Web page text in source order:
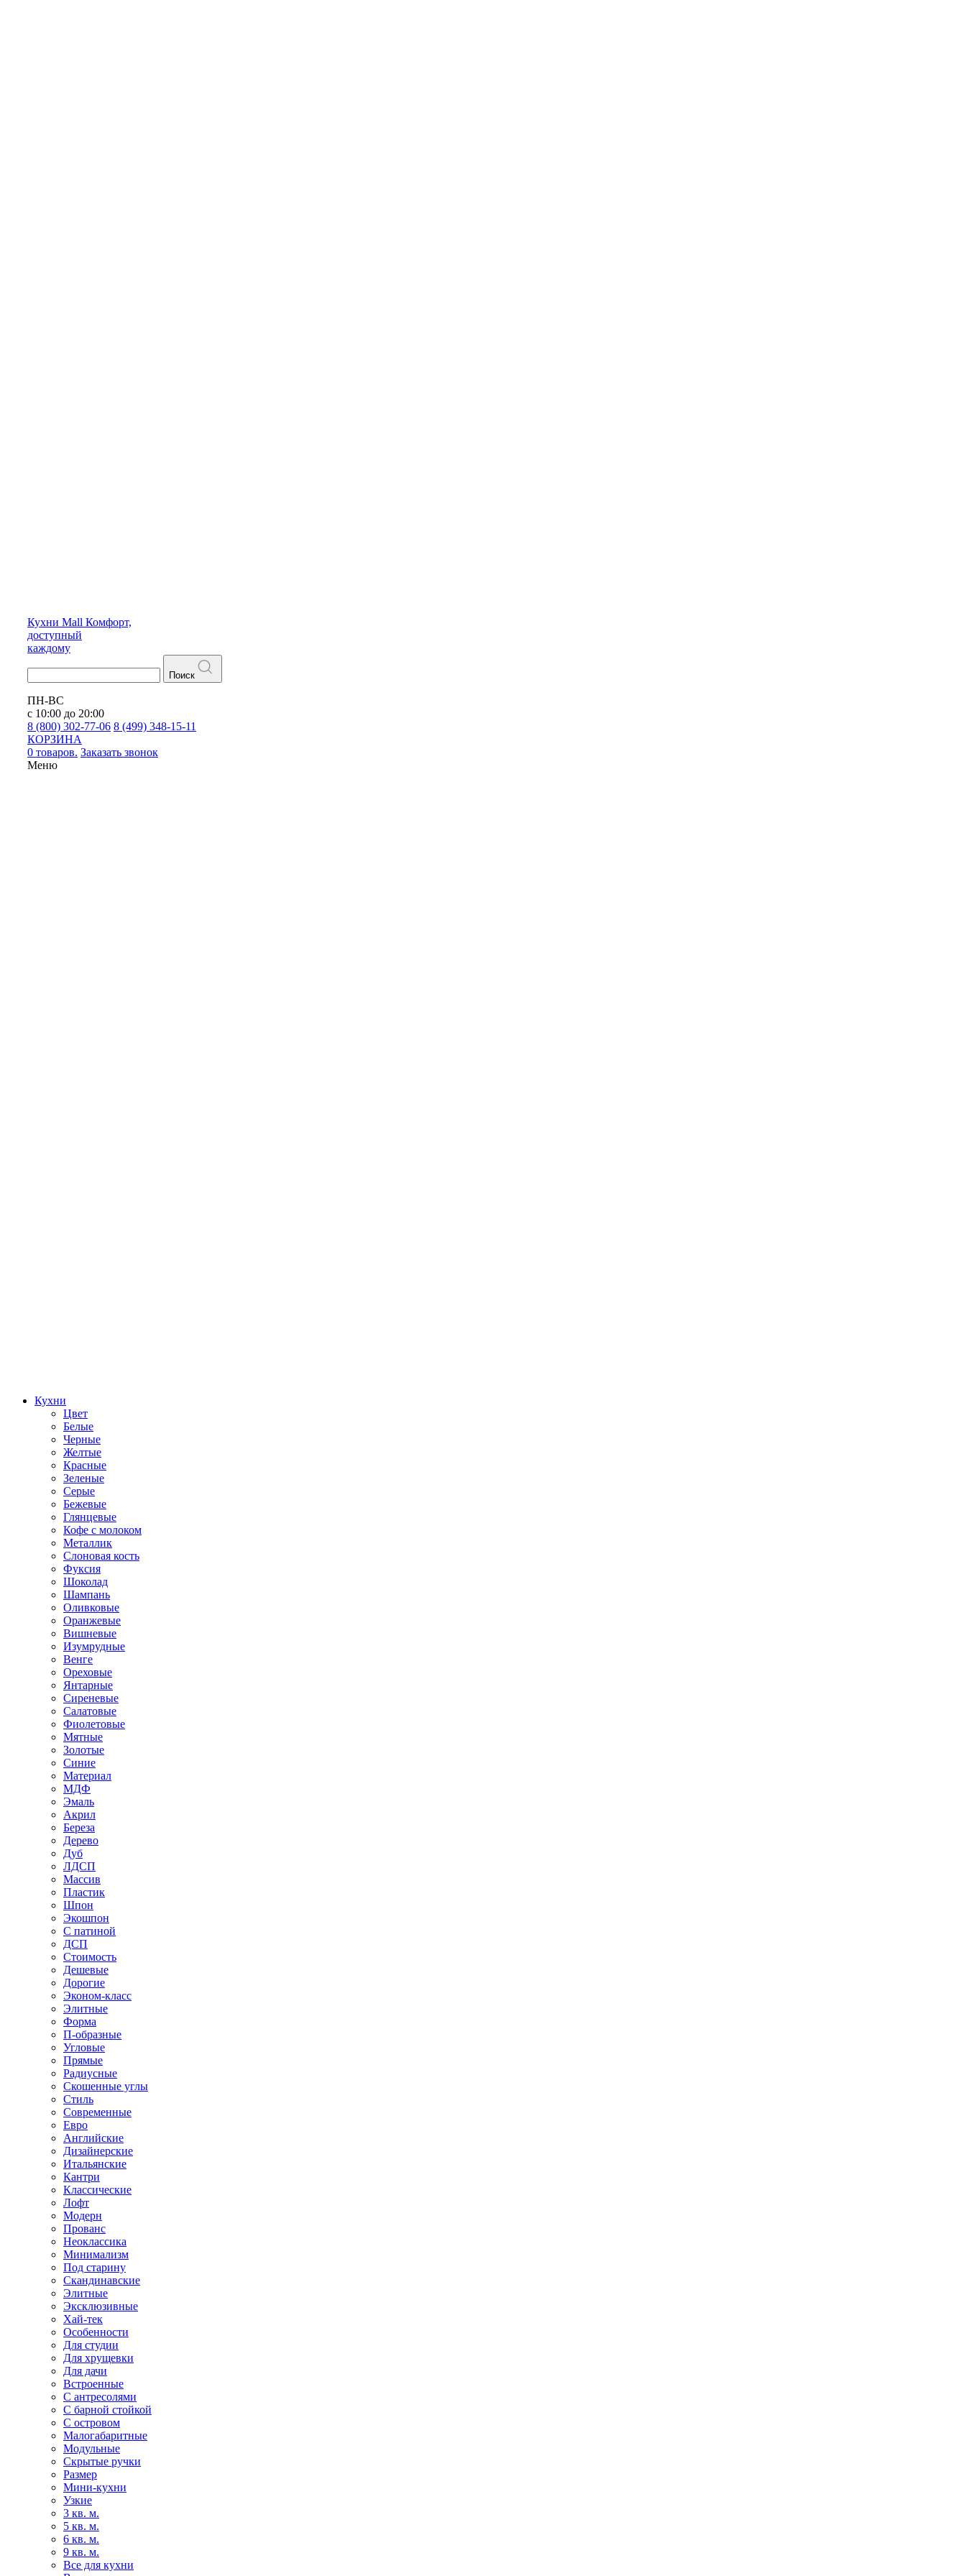
Кухни Mall Комфорт,
доступный
каждому
Поиск
ПН-ВС
с 10:00 до 20:00
8 (800) 302-77-06 8 (499) 348-15-11
КОРЗИНА
0 товаров. Заказать звонок
Меню
Кухни
Цвет
Белые
Черные
Желтые
Красные
Зеленые
Серые
Бежевые
Глянцевые
Кофе с молоком
Металлик
Слоновая кость
Фуксия
Шоколад
Шампань
Оливковые
Оранжевые
Вишневые
Изумрудные
Венге
Ореховые
Янтарные
Сиреневые
Салатовые
Фиолетовые
Мятные
Золотые
Синие
Материал
МДФ
Эмаль
Акрил
Береза
Дерево
Дуб
ЛДСП
Массив
Пластик
Шпон
Экошпон
С патиной
ДСП
Стоимость
Дешевые
Дорогие
Эконом-класс
Элитные
Форма
П-образные
Угловые
Прямые
Радиусные
Скошенные углы
Стиль
Современные
Евро
Английские
Дизайнерские
Итальянские
Кантри
Классические
Лофт
Модерн
Прованс
Неоклассика
Минимализм
Под старину
Скандинавские
Элитные
Эксклюзивные
Хай-тек
Особенности
Для студии
Для хрущевки
Для дачи
Встроенные
С антресолями
С барной стойкой
С островом
Малогабаритные
Модульные
Скрытые ручки
Размер
Мини-кухни
Узкие
3 кв. м.
5 кв. м.
6 кв. м.
9 кв. м.
Все для кухни